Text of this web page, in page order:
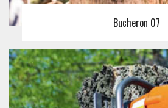
Bucheron 07